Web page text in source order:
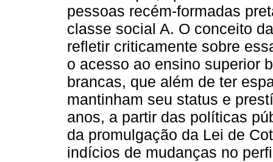
pessoas recém-formadas
classe social A. O conceito
refletir criticamente sobre
o acesso ao ensino superior
brancas, que além de ter
mantinham seu status e
anos, a partir das políticas
da promulgação da Lei de
indícios de mudanças no